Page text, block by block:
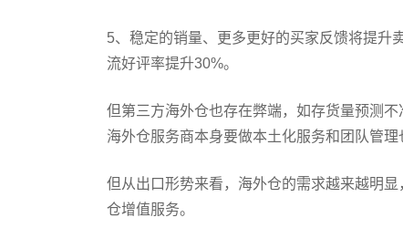
5、稳定的销量、更多更好的买家反馈将提升
流好评率提升30%。
但第三方海外仓也存在弊端，如存货量预测
海外仓服务商本身要做本土化服务和团队管
但从出口形势来看，海外仓的需求越来越明
仓增值服务。